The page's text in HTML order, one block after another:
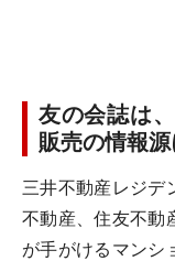
友の会誌は
販売の情報源
三井不動産レジデ
不動産、住友不動
が手がけるマンシ